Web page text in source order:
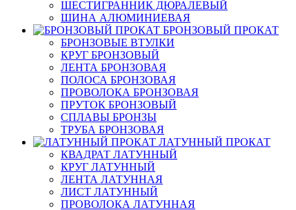
ШЕСТИГРАННИК ДЮРАЛЕВЫЙ
ШИНА АЛЮМИНИЕВАЯ
БРОНЗОВЫЙ ПРОКАТ
БРОНЗОВЫЕ ВТУЛКИ
КРУГ БРОНЗОВЫЙ
ЛЕНТА БРОНЗОВАЯ
ПОЛОСА БРОНЗОВАЯ
ПРОВОЛОКА БРОНЗОВАЯ
ПРУТОК БРОНЗОВЫЙ
СПЛАВЫ БРОНЗЫ
ТРУБА БРОНЗОВАЯ
ЛАТУННЫЙ ПРОКАТ
КВАДРАТ ЛАТУННЫЙ
КРУГ ЛАТУННЫЙ
ЛЕНТА ЛАТУННАЯ
ЛИСТ ЛАТУННЫЙ
ПРОВОЛОКА ЛАТУННАЯ